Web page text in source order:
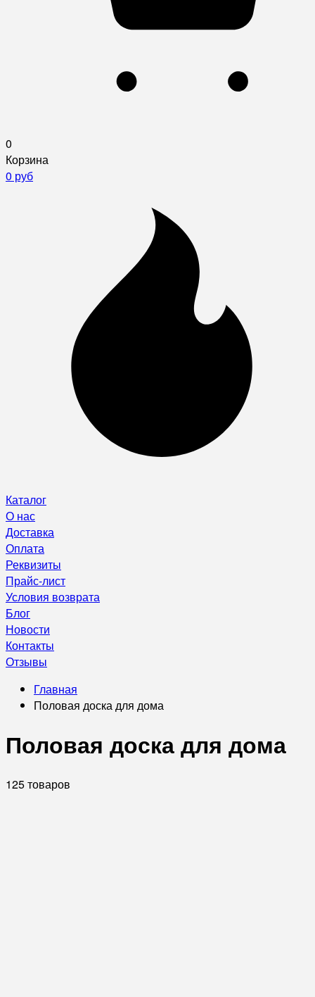
0
Корзина
0 руб
Каталог
О нас
Доставка
Оплата
Реквизиты
Прайс-лист
Условия возврата
Блог
Новости
Контакты
Отзывы
Главная
Половая доска для дома
Половая доска для дома
125 товаров